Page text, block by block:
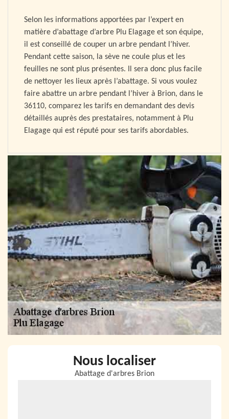
Selon les informations apportées par l’expert en
matière d’abattage d’arbre Plu Elagage et son équipe,
il est conseillé de couper un arbre pendant l’hiver.
Pendant cette saison, la sève ne coule plus et les
feuilles ne sont plus présentes. Il sera donc plus facile
de nettoyer les lieux après l’abattage. Si vous voulez
faire abattre un arbre pendant l’hiver à Brion, dans le
36110, comparez les tarifs en demandant des devis
détaillés auprès des prestataires, notamment à Plu
Elagage qui est réputé pour ses tarifs abordables.
Nous localiser
Abattage d'arbres Brion